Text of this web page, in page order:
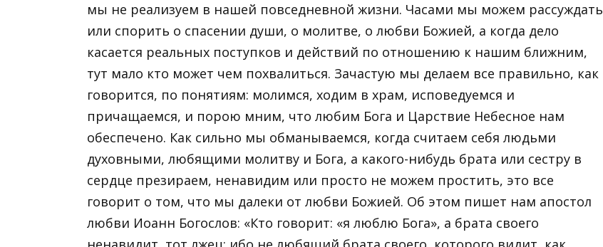
мы не реализуем в нашей повседневной жизни. Часами мы можем рассуждать
или спорить о спасении души, о молитве, о любви Божией, а когда дело
касается реальных поступков и действий по отношению к нашим ближним,
тут мало кто может чем похвалиться. Зачастую мы делаем все правильно, как
говорится, по понятиям: молимся, ходим в храм, исповедуемся и
причащаемся, и порою мним, что любим Бога и Царствие Небесное нам
обеспечено. Как сильно мы обманываемся, когда считаем себя людьми
духовными, любящими молитву и Бога, а какого-нибудь брата или сестру в
сердце презираем, ненавидим или просто не можем простить, это все
говорит о том, что мы далеки от любви Божией. Об этом пишет нам апостол
любви Иоанн Богослов: «Кто говорит: «я люблю Бога», а брата своего